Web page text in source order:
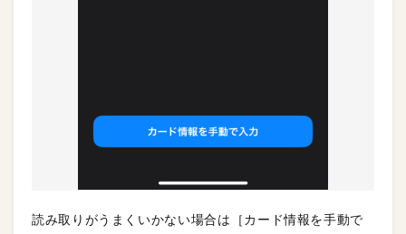
読み取りがうまくいかない場合は［カード情報を手動で